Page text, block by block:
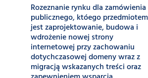
Rozeznanie rynku dla zamówienia
publicznego, któego przedmiotem
jest zaprojektowanie, budowa i
wdrożenie nowej strony
internetowej przy zachowaniu
dotychczasowej domeny wraz z
migracją wskazanych treści oraz